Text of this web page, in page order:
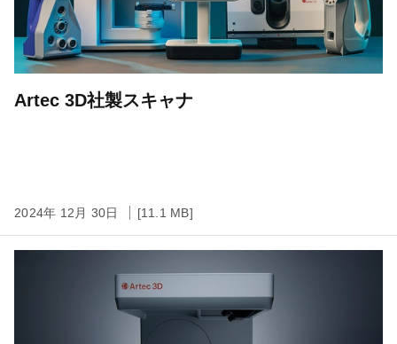
Artec 3D社製スキャナ
2024年 12月 30日 [11.1 MB]